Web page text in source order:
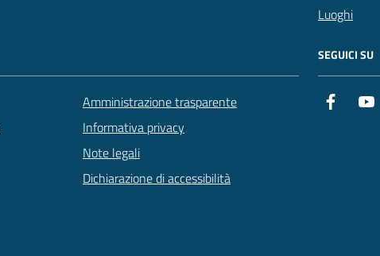
Luoghi
Amministrazione trasparente
Informativa privacy
Note legali
Dichiarazione di accessibilità
SEGUICI SU
Facebook